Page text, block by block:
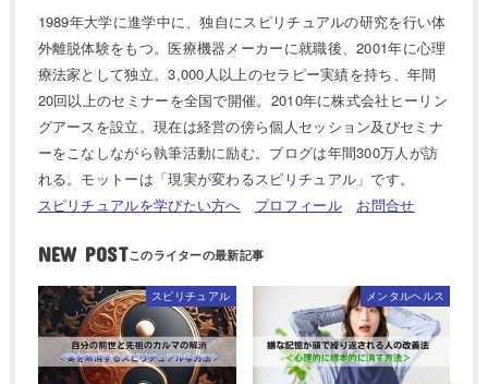
1989年大学に進学中に、独自にスピリチュアルの研究を行い体
外離脱体験をもつ。医療機器メーカーに就職後、2001年に心理
療法家として独立。3,000人以上のセラピー実績を持ち、年間
20回以上のセミナーを全国で開催。2010年に株式会社ヒーリン
グアースを設立。現在は経営の傍ら個人セッション及びセミナ
ーをこなしながら執筆活動に励む。ブログは年間300万人が訪
れる。モットーは「現実が変わるスピリチュアル」です。
スピリチュアルを学びたい方へ
プロフィール お問合せ
NEW POST
スピリチュアル メンタルヘルス